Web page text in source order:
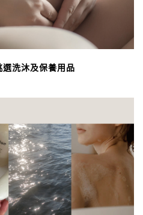
洗沐及保養用品